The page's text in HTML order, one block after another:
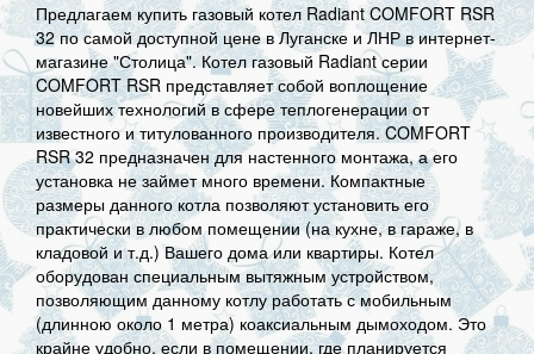
Предлагаем купить газовый котел Radiant COMFORT RSR
32 по самой доступной цене в Луганске и ЛНР в интернет-
магазине "Столица". Котел газовый Radiant серии
COMFORT RSR представляет собой воплощение
новейших технологий в сфере теплогенерации от
известного и титулованного производителя. COMFORT
RSR 32 предназначен для настенного монтажа, а его
установка не займет много времени. Компактные
размеры данного котла позволяют установить его
практически в любом помещении (на кухне, в гараже, в
кладовой и т.д.) Вашего дома или квартиры. Котел
оборудован специальным вытяжным устройством,
позволяющим данному котлу работать с мобильным
(длинною около 1 метра) коаксиальным дымоходом. Это
крайне удобно, если в помещении, где планируется